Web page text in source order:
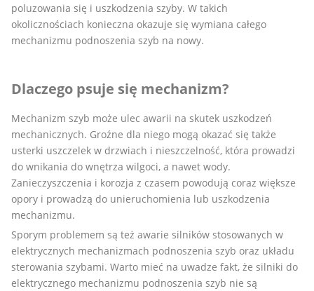
poluzowania się i uszkodzenia szyby. W takich
okolicznościach konieczna okazuje się wymiana całego
mechanizmu podnoszenia szyb na nowy.
Dlaczego psuje się mechanizm?
Mechanizm szyb może ulec awarii na skutek uszkodzeń
mechanicznych. Groźne dla niego mogą okazać się także
usterki uszczelek w drzwiach i nieszczelność, która prowadzi
do wnikania do wnętrza wilgoci, a nawet wody.
Zanieczyszczenia i korozja z czasem powodują coraz większe
opory i prowadzą do unieruchomienia lub uszkodzenia
mechanizmu.
Sporym problemem są też awarie silników stosowanych w
elektrycznych mechanizmach podnoszenia szyb oraz układu
sterowania szybami. Warto mieć na uwadze fakt, że silniki do
elektrycznego mechanizmu podnoszenia szyb nie są